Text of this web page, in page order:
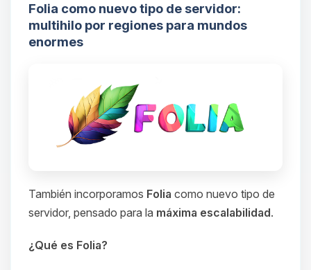
Folia como nuevo tipo de servidor:
multihilo por regiones para mundos
enormes
También incorporamos Folia como nuevo tipo de
servidor, pensado para la máxima escalabilidad.
¿Qué es Folia?